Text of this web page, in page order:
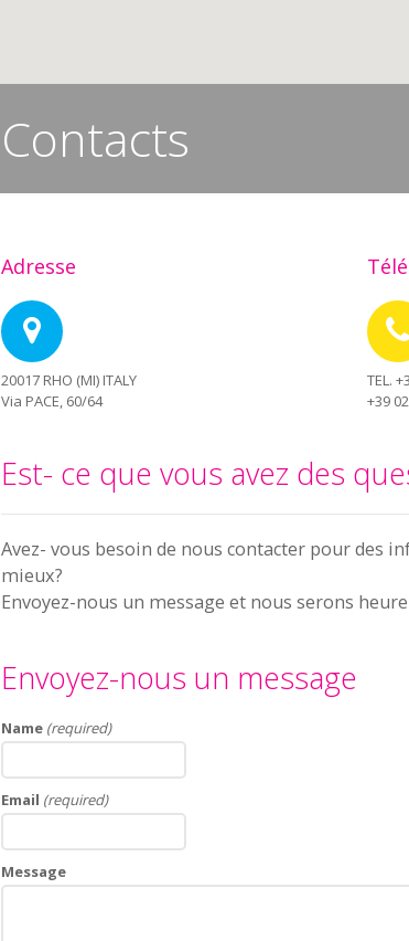
Contacts
Adresse
20017 RHO (MI) ITALY
Via PACE, 60/64
TEL.
+39
Est- ce que vous avez des
Avez- vous besoin de nous contacter pour des
mieux?
Envoyez-nous un message et nous serons
Envoyez-nous un message
Name (required)
Email (required)
Message